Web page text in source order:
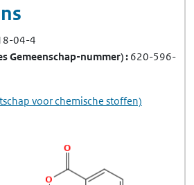
04-4
Gemeenschap-nummer) 620-596-
voor chemische stoffen)
in een nieuw tabblad)